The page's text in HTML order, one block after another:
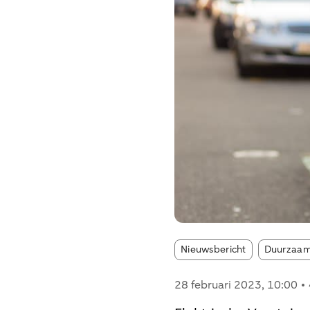
Nieuwsbericht Article
28 februari 2023, 10:00